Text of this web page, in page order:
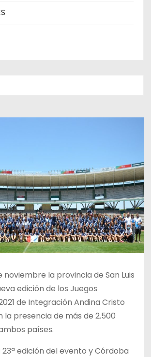
noviembre la provincia de San Luis
edición de los Juegos
de Integración Andina Cristo
la presencia de más de 2.500
países.
edición del evento y Córdoba